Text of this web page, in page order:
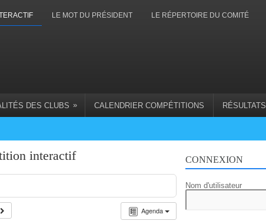
LE MOT DU PRÉSIDENT LE RÉPERTOIRE DU COMITÉ
DES CLUBS » CALENDRIER COMPÉTITIONS RÉSULTATS
interactif
Agenda
CONNEXION
Nom d'utilisateur